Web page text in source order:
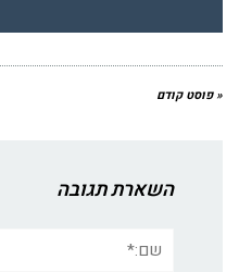
« פוסט קודם
השארת תגובה